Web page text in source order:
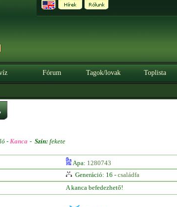
Fórum Tagok/lovak Toplista
- Kanca - Szín: fekete
Apa: 1280743
Generáció: 16 - családfa
A kanca befedezhető!